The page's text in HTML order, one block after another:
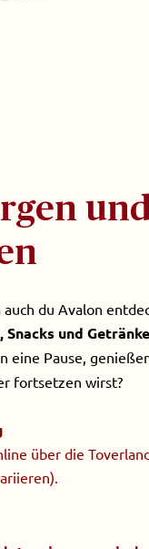
du Avalon
Snacks und
eine Pause,
fortsetzen wirst?
über die